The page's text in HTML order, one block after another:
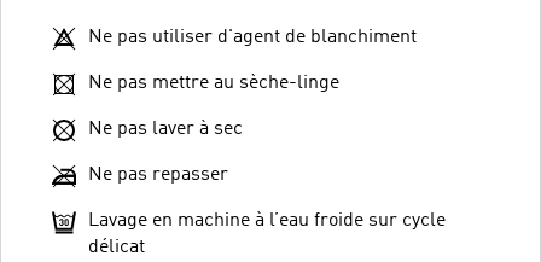
Ne pas utiliser d'agent de blanchiment
Ne pas mettre au sèche-linge
Ne pas laver à sec
Ne pas repasser
Lavage en machine à l’eau froide sur cycle
délicat